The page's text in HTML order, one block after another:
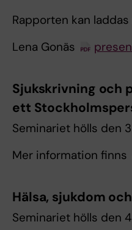
Rapporten kan
Lena Gonäs
Sjukskrivning och
ett
Seminariet hölls den
Mer information finns
Hälsa, sjukdom
Seminariet hölls den